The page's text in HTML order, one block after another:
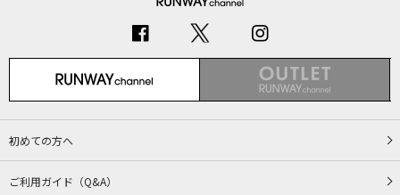
初めての方へ
ご利用ガイド（Q&A）